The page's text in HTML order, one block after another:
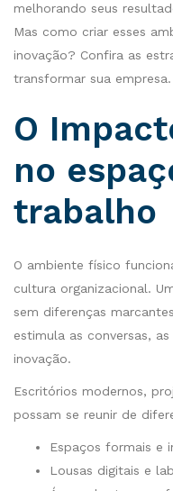
melhorando seus
Mas como criar esses
inovação? Confira as
transformar sua empresa.
O
no
trabalho
O ambiente físico
cultura organizacional.
sem diferenças
estimula as conversas,
inovação.
Escritórios modernos,
possam se reunir de
Espaços formais e
Lousas digitais e